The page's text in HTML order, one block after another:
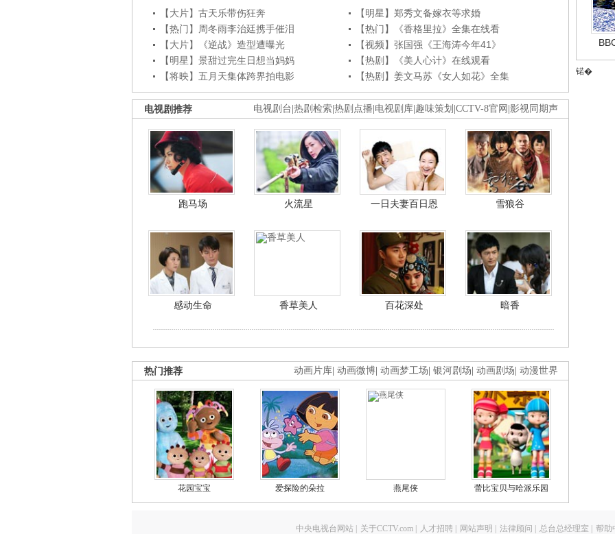
【大片】古天乐带伤狂奔
【明星】郑秀文备嫁衣等求婚
【热门】周冬雨李治廷携手催泪
【热门】《香格里拉》全集在线看
【大片】《逆战》造型遭曝光
【视频】张国强《王海涛今年41》
【明星】景甜过完生日想当妈妈
【热剧】《美人心计》在线观看
【将映】五月天集体跨界拍电影
【热剧】姜文马苏《女人如花》全集
电视剧台 热剧检索 热剧点播 电视剧库 趣味策划 CCTV-8官网 影视同期声
电视剧推荐
跑马场 火流星 一日夫妻百日恩 雪狼谷
感动生命 香草美人 百花深处 暗香
动画片库 动画微博 动画梦工场 银河剧场 动画剧场 动漫世界
热门推荐
花园宝宝 爱探险的朵拉 燕尾侠 蕾比宝贝与哈派乐园
锘�
中央电视台网站 关于CCTV.com 人才招聘 网站声明 法律顾问 总台总经理室 帮助